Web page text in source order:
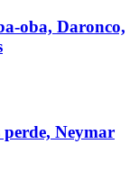
oba, Daronco,
Neymar